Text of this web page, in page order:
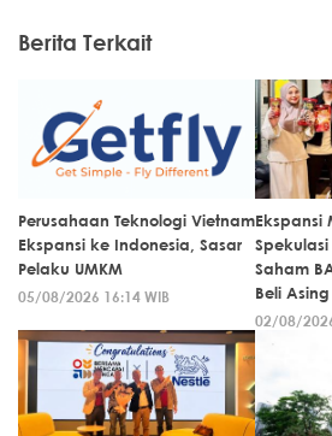
Berita Terkait
Perusahaan Teknologi Vietnam
Ekspansi ke Indonesia, Sasar
Pelaku UMKM
05/08/2026 16:14 WIB
Ekspansi
Spekulasi
Saham
Beli Asing
02/08/